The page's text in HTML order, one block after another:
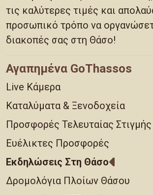
τις καλύτερες τιμές και
προσωπικό τρόπο να
διακοπές σας στη Θάσο!
Αγαπημένα GoThassos
Live Κάμερα
Καταλύματα & Ξενοδοχεία
Προσφορές Τελευταίας Στιγμής
Ευέλικτες Προσφορές
Εκδηλώσεις Στη Θάσο
Δρομολόγια Πλοίων Θάσου